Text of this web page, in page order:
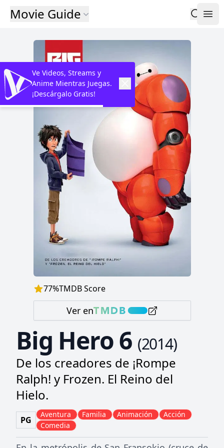
Movie Guide
77%TMDB Score
Ver en
Big Hero 6 (2014)
De los creadores de ¡Rompe
Ralph! y Frozen. El Reino del
Hielo.
PG
Aventura Familia Animación
Acción
Comedia
Ve Videos, Streams y
Anime Mientras Juegas.
¡Descárgalo Gratis!